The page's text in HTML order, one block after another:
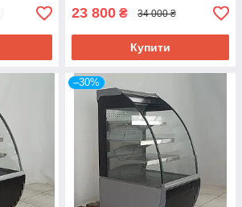
23 800 ₴ 34 000 ₴
Купити
–30%